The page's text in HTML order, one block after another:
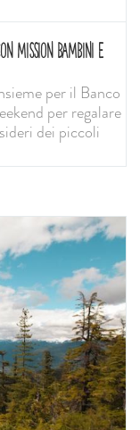
MISSION BAMBINI E
per il Banco
per regalare
dei piccoli